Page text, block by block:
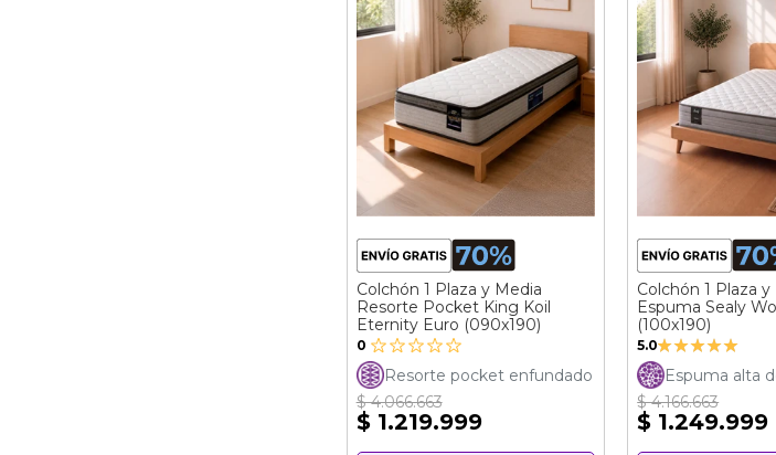
Colchón 1 Plaza y Media
Resorte Pocket King Koil
Eternity Euro (090x190)
0
Resorte pocket enfundado
$ 4.066.663
$ 1.219.999
Colchón 1 Plaza y
Espuma Sealy
(100x190)
5.0Valoración:
100%
Espuma alta
$ 4.166.663
$ 1.249.999